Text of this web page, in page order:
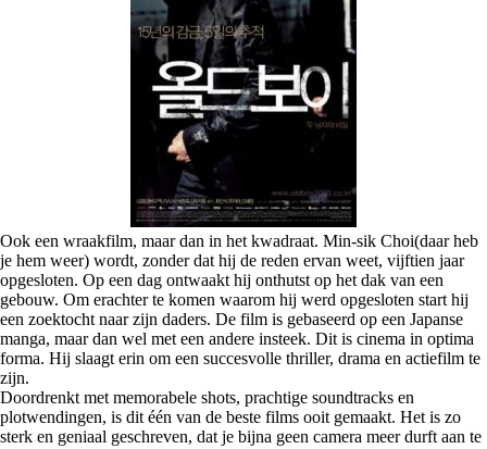
Ook een wraakfilm, maar dan in het kwadraat. Min-sik Choi(daar heb
je hem weer) wordt, zonder dat hij de reden ervan weet, vijftien jaar
opgesloten. Op een dag ontwaakt hij onthutst op het dak van een
gebouw. Om erachter te komen waarom hij werd opgesloten start hij
een zoektocht naar zijn daders. De film is gebaseerd op een Japanse
manga, maar dan wel met een andere insteek. Dit is cinema in optima
forma. Hij slaagt erin om een succesvolle thriller, drama en actiefilm te
zijn.
Doordrenkt met memorabele shots, prachtige soundtracks en
plotwendingen, is dit één van de beste films ooit gemaakt. Het is zo
sterk en geniaal geschreven, dat je bijna geen camera meer durft aan te